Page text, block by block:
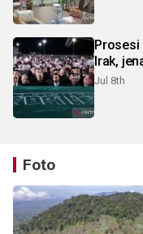
Prosesi
Irak,
Jul 8th
Foto